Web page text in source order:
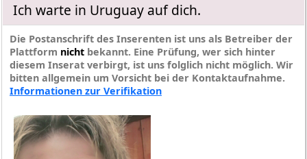
Ich warte in Uruguay auf dich.
Die Postanschrift des Inserenten ist uns als Betreiber der
Plattform nicht bekannt. Eine Prüfung, wer sich hinter
diesem Inserat verbirgt, ist uns folglich nicht möglich. Wir
bitten allgemein um Vorsicht bei der Kontaktaufnahme.
Informationen zur Verifikation